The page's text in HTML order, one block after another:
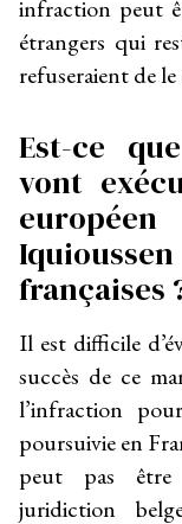
infraction peut
étrangers qui
refuseraient de
Est-ce
vont
françaises
Il est difficile
succès de ce
l’infraction
poursuivie en
peut pas être
juridiction